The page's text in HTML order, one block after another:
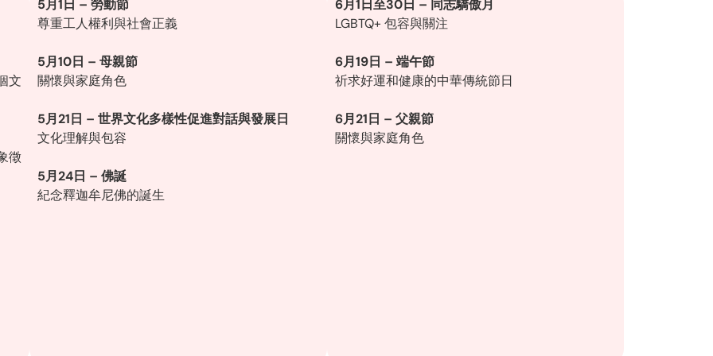
文
徵
5月1日 – 勞動節
尊重工人權利與社會正義
5月10日 – 母親節
關懷與家庭角色
5月21日 – 世界文化多樣性促進對話與發展日
文化理解與包容
5月24日 – 佛誕
紀念釋迦牟尼佛的誕生
6月1日至30日 – 同志驕傲月
LGBTQ+ 包容與關注
6月19日 – 端午節
祈求好運和健康的中華傳統節日
6月21日 – 父親節
關懷與家庭角色